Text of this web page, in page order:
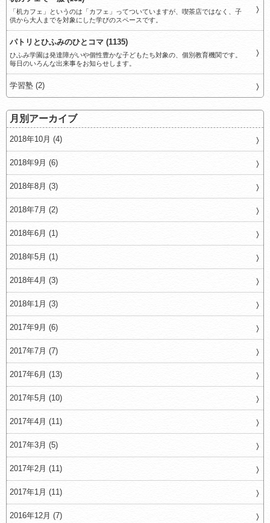
「机カフェ」というのは「カフェ」ってついていますが、喫茶店ではなく、子
供から大人までを対象にした学びのスペースです。
パトリとひふみのひとコマ (1135)
ひふみ学園は発達障がいや個性豊かな子どもたち対象の、個別教育機関です。
毎日のいろんな出来事をお知らせします。
学習塾 (2)
月別アーカイブ
2018年10月 (4)
2018年9月 (6)
2018年8月 (3)
2018年7月 (2)
2018年6月 (1)
2018年5月 (1)
2018年4月 (3)
2018年1月 (3)
2017年9月 (6)
2017年7月 (7)
2017年6月 (13)
2017年5月 (10)
2017年4月 (11)
2017年3月 (5)
2017年2月 (11)
2017年1月 (11)
2016年12月 (7)